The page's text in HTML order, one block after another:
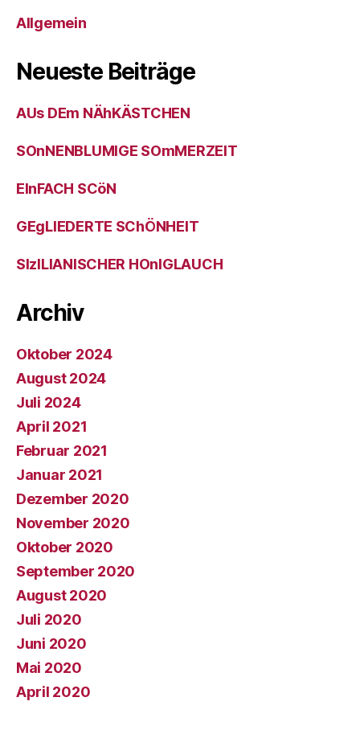
Allgemein
Neueste Beiträge
AUs DEm NÄhKÄSTCHEN
SOnNENBLUMIGE SOmMERZEIT
EInFACH SCöN
GEgLIEDERTE SChÖNHEIT
SIzILIANISCHER HOnIGLAUCH
Archiv
Oktober 2024
August 2024
Juli 2024
April 2021
Februar 2021
Januar 2021
Dezember 2020
November 2020
Oktober 2020
September 2020
August 2020
Juli 2020
Juni 2020
Mai 2020
April 2020